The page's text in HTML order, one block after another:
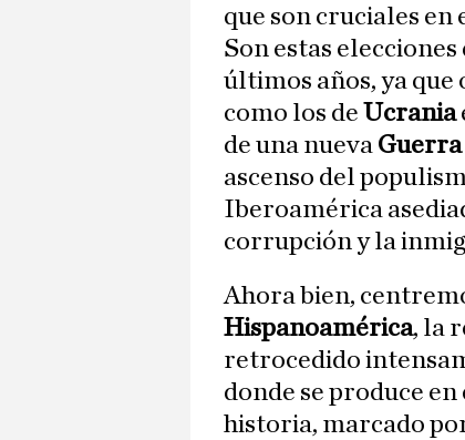
que son cruciales
Son estas
últimos años, ya
como los de Ucrania
de una nueva
ascenso del
Iberoamérica
corrupción y la
Ahora bien,
Hispanoamérica, la
retrocedido
donde se produce
historia, marcado